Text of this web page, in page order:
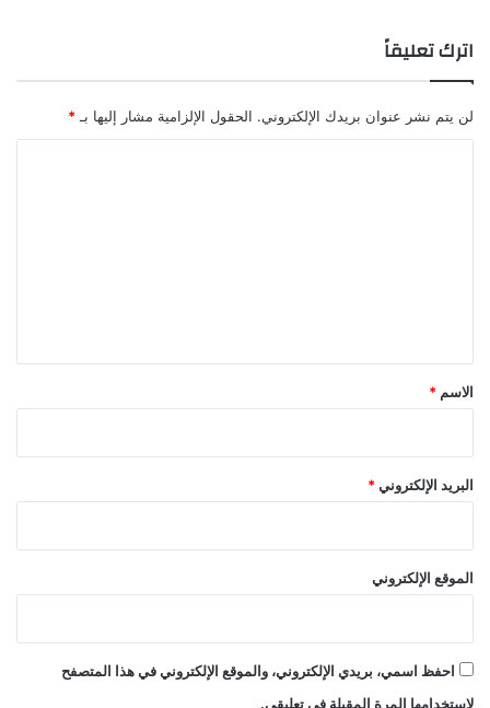
اترك تعليقاً
لن يتم نشر عنوان بريدك الإلكتروني. الحقول الإلزامية مشار إليها بـ *
*
الاسم *
البريد الإلكتروني *
الموقع الإلكتروني
احفظ اسمي، بريدي الإلكتروني، والموقع الإلكتروني في هذا المتصفح
لاستخدامها المرة المقبلة في تعليقي.